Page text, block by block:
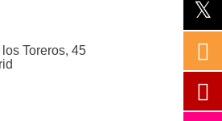
Toreros, 45